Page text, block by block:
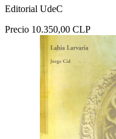
Editorial UdeC
Precio 10.350,00 CLP